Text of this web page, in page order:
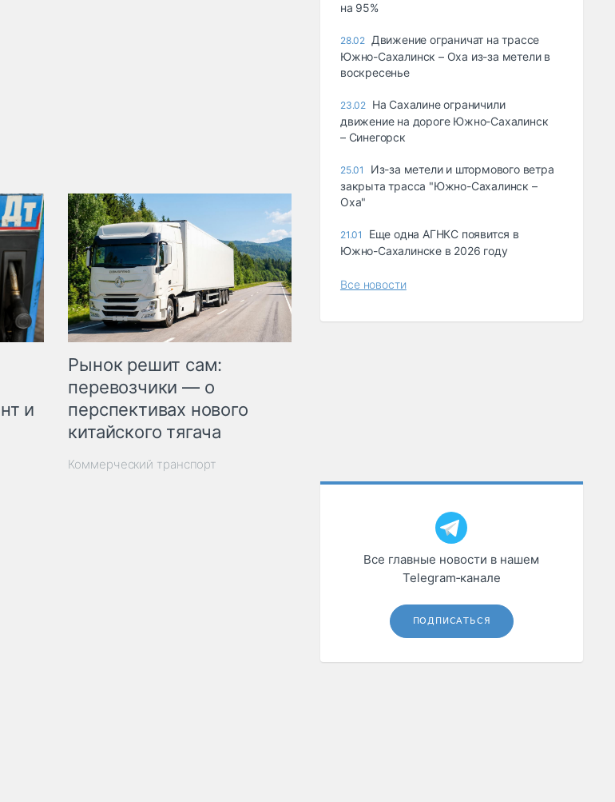
и
Рынок решит сам:
перевозчики — о
перспективах нового
китайского тягача
Коммерческий транспорт
на 95%
28.02 Движение ограничат на трассе
Южно-Сахалинск – Оха из-за метели в
воскресенье
23.02 На Сахалине ограничили
движение на дороге Южно-Сахалинск
– Синегорск
25.01
Из-за метели и штормового ветра
закрыта трасса "Южно-Сахалинск –
Оха"
21.01
Еще одна АГНКС появится в
Южно-Сахалинске в 2026 году
Все новости
Все главные новости в нашем
Telegram‑канале
ПОДПИСАТЬСЯ